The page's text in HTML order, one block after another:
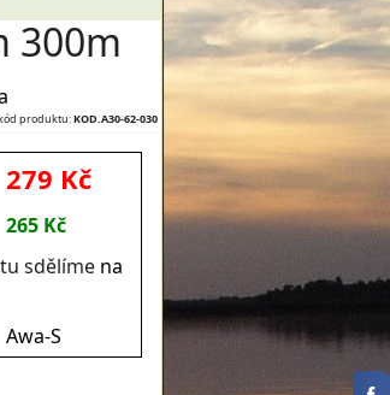
300m
produktu:KOD.A30-62-030
279 Kč
265 Kč
sdělíme na
Awa-S